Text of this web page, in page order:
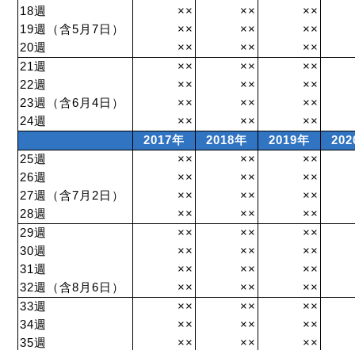
18週
×× ××
××
19週（含5月7日）
×× ××
××
20週
×× ××
××
21週
×× ××
××
22週
×× ××
××
23週（含6月4日）
×× ××
××
24週
×× ××
××
2017年
2018年 2019年
25週
×× ××
××
26週
×× ××
××
27週（含7月2日）
×× ××
××
28週
×× ××
××
29週
×× ××
××
30週
×× ××
××
31週
×× ××
××
32週（含8月6日）
×× ××
××
33週
×× ××
××
34週
×× ××
××
35週
×× ××
××